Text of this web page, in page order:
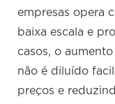
empresas opera
baixa escala e
casos, o
não é diluído
preços e